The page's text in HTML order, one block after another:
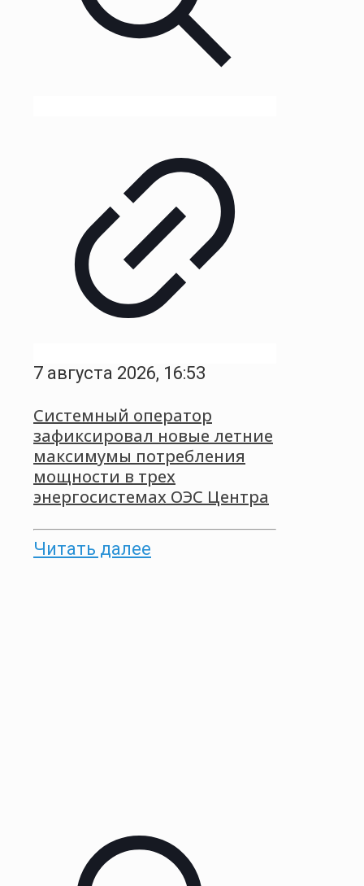
7 августа 2026, 16:53
Системный оператор
зафиксировал новые летние
максимумы потребления
мощности в трех
энергосистемах ОЭС Центра
Читать далее